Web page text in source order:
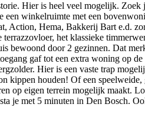
Hier is heel veel mogelijk. Zoek
een winkelruimte met een
Action, Hema, Bakkerij Bart e.d.
terrazzovloer, het klassieke
bewoond door 2 gezinnen. Dat
gaf tot een extra woning op
Hier is een vaste trap
kippen houden! Of een
op eigen terrein mogelijk maakt.
je met 5 minuten in Den Bosch.